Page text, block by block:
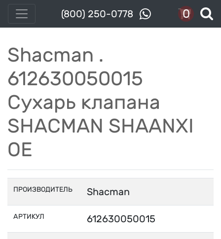
(800) 250-0778 0
Shacman .
612630050015
Сухарь клапана
SHACMAN SHAANXI
OE
ПРОИЗВОДИТЕЛЬ Shacman
АРТИКУЛ 612630050015